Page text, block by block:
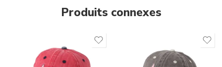
Produits connexes